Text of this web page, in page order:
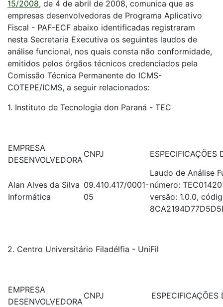
15/2008, de 4 de abril de 2008, comunica que as
empresas desenvolvedoras de Programa Aplicativo
Fiscal - PAF-ECF abaixo identificadas registraram
nesta Secretaria Executiva os seguintes laudos de
análise funcional, nos quais consta não conformidade,
emitidos pelos órgãos técnicos credenciados pela
Comissão Técnica Permanente do ICMS-
COTEPE/ICMS, a seguir relacionados:
1. Instituto de Tecnologia don Paraná - TEC
EMPRESA
DESENVOLVEDORA
CNPJ ESPECIFICAÇÕES
Alan Alves da Silva
Informática
09.410.417/0001-
05
Laudo de Análise
número:
versão: 1.0.0,
2. Centro Universitário Filadélfia - UniFil
EMPRESA
DESENVOLVEDORA
CNPJ